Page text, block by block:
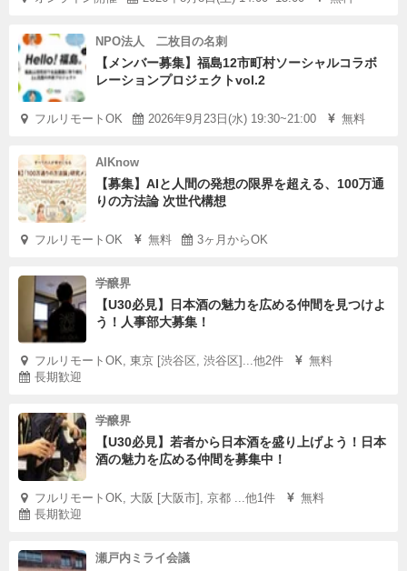
NPO法人 二枚目の名刺
【メンバー募集】福島12市町村ソーシャルコラボ
レーションプロジェクトvol.2
フルリモートOK 2026年9月23日(水) 19:30~21:00 無料
AIKnow
【募集】AIと人間の発想の限界を超える、100万通
りの方法論 次世代構想
フルリモートOK 無料 3ヶ月からOK
学醸界
【U30必見】日本酒の魅力を広める仲間を見つけよ
う！人事部大募集！
フルリモートOK, 東京 [渋谷区, 渋谷区]...他2件
無料
長期歓迎
学醸界
【U30必見】若者から日本酒を盛り上げよう！日本
酒の魅力を広める仲間を募集中！
フルリモートOK, 大阪 [大阪市], 京都 ...他1件
無料
長期歓迎
瀬戸内ミライ会議